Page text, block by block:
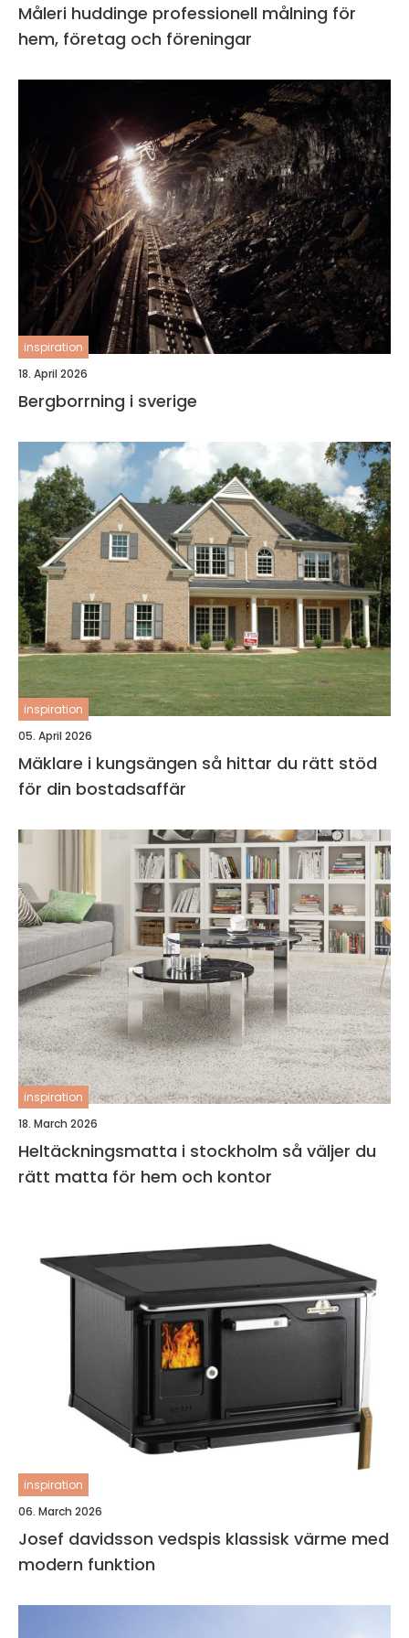
Måleri huddinge professionell målning för
hem, företag och föreningar
inspiration
18. April 2026
Bergborrning i sverige
inspiration
05. April 2026
Mäklare i kungsängen så hittar du rätt stöd
för din bostadsaffär
inspiration
18. March 2026
Heltäckningsmatta i stockholm så väljer du
rätt matta för hem och kontor
inspiration
06. March 2026
Josef davidsson vedspis klassisk värme med
modern funktion